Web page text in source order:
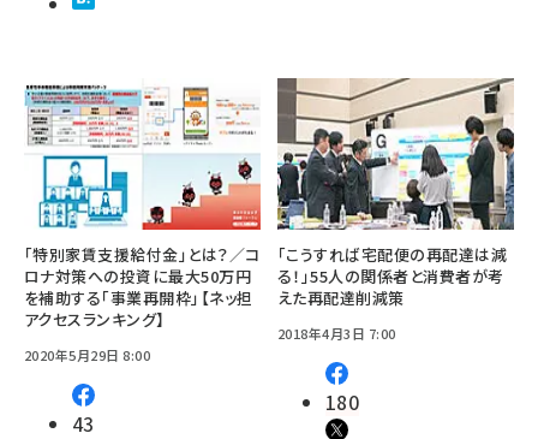
「特別家賃支援給付金」とは？／コ
ロナ対策への投資に最大50万円
を補助する「事業再開枠」【ネッ担
アクセスランキング】
2020年5月29日 8:00
43
「こうすれば宅配便の再配達は減
る！」55人の関係者と消費者が考
えた再配達削減策
2018年4月3日 7:00
180